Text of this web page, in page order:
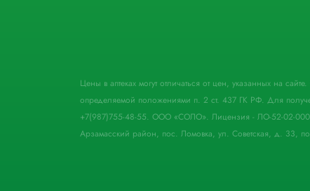
Цены в аптеках могут отличаться от цен, указанных на
определяемой положениями п. 2 ст. 437 ГК РФ. Для
+7(987)755-48-55. ООО «СОЛО». Лицензия - ЛО-52-02-
Арзамасский район, пос. Ломовка, ул. Советская, д. 33,